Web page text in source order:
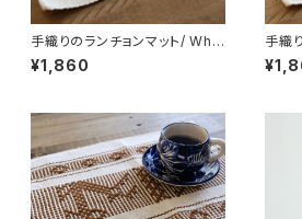
手織りのランチョンマット/ Whit
e /211a/ MEXICO メキシコ
¥1,860
手織
e /